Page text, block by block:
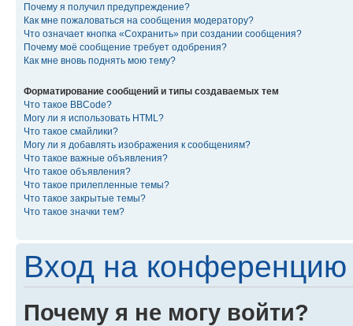
Почему я получил предупреждение?
Как мне пожаловаться на сообщения модератору?
Что означает кнопка «Сохранить» при создании сообщения?
Почему моё сообщение требует одобрения?
Как мне вновь поднять мою тему?
Форматирование сообщений и типы создаваемых тем
Что такое BBCode?
Могу ли я использовать HTML?
Что такое смайлики?
Могу ли я добавлять изображения к сообщениям?
Что такое важные объявления?
Что такое объявления?
Что такое прилепленные темы?
Что такое закрытые темы?
Что такое значки тем?
Вход на конференцию
Почему я не могу войти?